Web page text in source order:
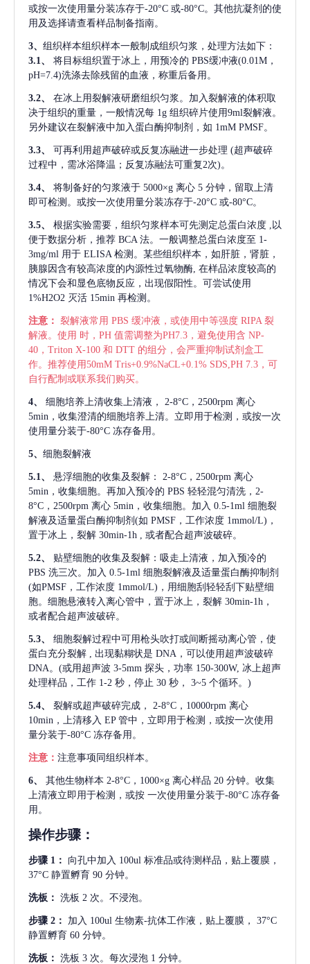
或按一次使用量分装冻存于-20°C 或-80°C。其他抗凝剂的使
用及选择请查看样品制备指南。
3、 组织样本组织样本一般制成组织匀浆，处理方法如下：
3.1、
将目标组织置于冰上，用预冷的 PBS缓冲液(0.01M，
pH=7.4)洗涤去除残留的血液，称重后备用。
3.2、
在冰上用裂解液研磨组织匀浆。加入裂解液的体积取
决于组织的重量，一般情况每 1g 组织碎片使用9ml裂解液。
另外建议在裂解液中加入蛋白酶抑制剂，如 1mM PMSF。
3.3、 可再利用超声破碎或反复冻融进一步处理 (超声破碎
过程中，需冰浴降温；反复冻融法可重复2次)。
3.4、 将制备好的匀浆液于 5000×g 离心 5 分钟，留取上清
即可检测。或按一次使用量分装冻存于-20°C 或-80°C。
3.5、 根据实验需要，组织匀浆样本可先测定总蛋白浓度
,以
便于数据分析，推荐 BCA 法。一般调整总蛋白浓度至 1-
3mg/ml 用于 ELISA 检测。某些组织样本，如肝脏，肾脏，
胰腺因含有较高浓度的内源性过氧物酶, 在样品浓度较高的
情况下会和显色底物反应，出现假阳性。可尝试使用
1%H2O2 灭活 15min 再检测。
注意： 裂解液常用 PBS 缓冲液，或使用中等强度 RIPA 裂
解液。使用 时，PH 值需调整为PH7.3，避免使用含 NP-
40，Triton X-100 和 DTT 的组分，会严重抑制试剂盒工
作。推荐使用50mM Tris+0.9%NaCL+0.1% SDS,PH 7.3，可
自行配制或联系我们购买。
4、 细胞培养上清收集上清液，
2-8°C，2500rpm 离心
5min，收集澄清的细胞培养上清。立即用于检测，或按一次
使用量分装于-80°C 冻存备用。
5、 细胞裂解液
5.1、 悬浮细胞的收集及裂解：
2-8°C，2500rpm 离心
5min，收集细胞。再加入预冷的 PBS 轻轻混匀清洗，2-
8°C，2500rpm 离心 5min，收集细胞。加入 0.5-1ml 细胞裂
解液及适量蛋白酶抑制剂(如 PMSF，工作浓度 1mmol/L)，
置于冰上，裂解 30min-1h , 或者配合超声波破碎。
5.2、
贴壁细胞的收集及裂解：吸走上清液，加入预冷的
PBS 洗三次。加入 0.5-1ml 细胞裂解液及适量蛋白酶抑制剂
(如PMSF，工作浓度 1mmol/L)，用细胞刮轻轻刮下贴壁细
胞。细胞悬液转入离心管中，置于冰上，裂解 30min-1h，
或者配合超声波破碎。
5.3、
细胞裂解过程中可用枪头吹打或间断摇动离心管，使
蛋白充分裂解
, 出现黏糊状是 DNA，可以使用超声波破碎
DNA。(或用超声波 3-5mm 探头，功率 150-300W, 冰上超声
处理样品，工作 1-2 秒，停止 30 秒， 3~5 个循环。)
5.4、 裂解或超声破碎完成，
2-8°C，10000rpm 离心
10min，上清移入 EP 管中，立即用于检测，或按一次使用
量分装于-80°C 冻存备用。
注意： 注意事项同组织样本。
6、 其他生物样本 2-8°C，1000×g 离心样品 20 分钟。收集
上清液立即用于检测，或按 一次使用量分装于-80°C 冻存备
用。
操作步骤：
步骤 1： 向孔中加入 100ul 标准品或待测样品，贴上覆膜，
37°C 静置孵育 90 分钟。
洗板： 洗板 2 次。不浸泡。
步骤 2： 加入 100ul 生物素-抗体工作液，贴上覆膜， 37°C
静置孵育 60 分钟。
洗板： 洗板 3 次。每次浸泡 1 分钟。